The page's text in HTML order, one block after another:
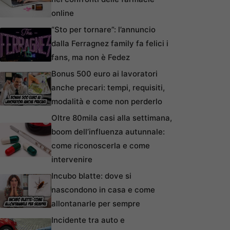
online
“Sto per tornare”: l’annuncio
dalla Ferragnez family fa felici i
fans, ma non è Fedez
Bonus 500 euro ai lavoratori
anche precari: tempi, requisiti,
modalità e come non perderlo
Oltre 80mila casi alla settimana,
boom dell’influenza autunnale:
come riconoscerla e come
intervenire
Incubo blatte: dove si
nascondono in casa e come
allontanarle per sempre
Incidente tra auto e